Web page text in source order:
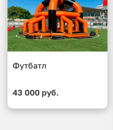
Футбатл
43 000 руб.